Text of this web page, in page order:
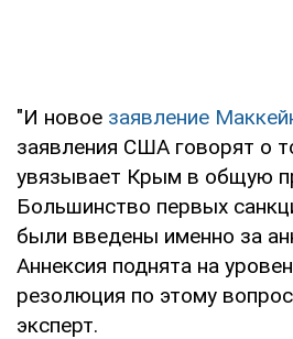
"И новое заявление
заявления США говорят о
увязывает Крым в общую
Большинство первых
были введены именно за
Аннексия поднята на
резолюция по этому
эксперт.